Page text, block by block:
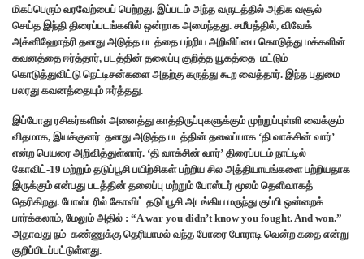
மிகப்பெரும் வரவேற்பைப் பெற்றது. இப்படம் அந்த வருடத்தில் அதிக வசூல்
செய்த இந்தி திரைப்படங்களில் ஒன்றாக அமைந்தது. சமீபத்தில், விவேக்
அக்னிஹோத்ரி தனது அடுத்த படத்தை பற்றிய அறிவிப்பை கொடுத்து மக்களின்
கவனத்தை ஈர்த்தார், படத்தின் தலைப்பு குறித்த யூகத்தை மட்டும்
கொடுத்துவிட்டு நெட்டிசன்களை அதற்கு கருத்து கூற வைத்தார். இந்த புதுமை
பலரது கவனத்தையும் ஈர்த்தது.
இப்போது ரசிகர்களின் அனைத்து காத்திருப்புகளுக்கும் முற்றுப்புள்ளி வைக்கும்
விதமாக, இயக்குனர் தனது அடுத்த படத்தின் தலைப்பாக ‘தி வாக்சின் வார்’
என்ற பெயரை அறிவித்துள்ளார். ‘தி வாக்சின் வார்’ திரைப்படம் நாட்டில்
கோவிட்-19 மற்றும் தடுப்பூசி பயிற்சிகள் பற்றிய சில அத்தியாயங்களை பற்றியதாக
இருக்கும் என்பது படத்தின் தலைப்பு மற்றும் போஸ்டர் மூலம் தெளிவாகத்
தெரிகிறது. போஸ்டரில் கோவிட் தடுப்பூசி அடங்கிய மருந்து குப்பி ஒன்றைக்
பார்க்கலாம், மேலும் அதில் : “A war you didn’t know you fought. And won.”
அதாவது நம் கண்ணுக்கு தெரியாமல் வந்த போரை போராடி வென்ற கதை என்று
குறிப்பிடப்பட்டுள்ளது.